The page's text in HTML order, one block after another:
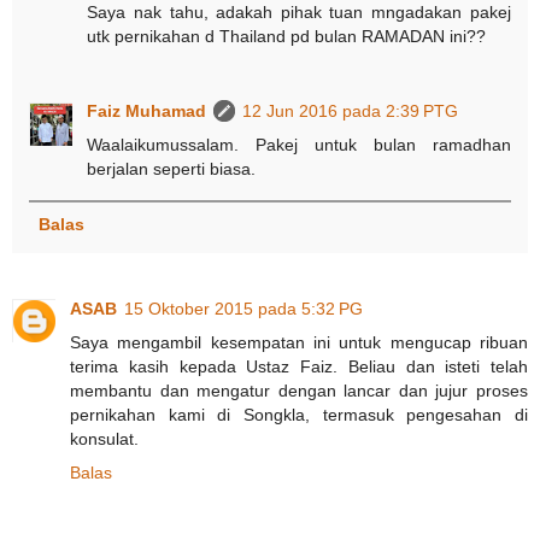
Saya nak tahu, adakah pihak tuan mngadakan pakej
utk pernikahan d Thailand pd bulan RAMADAN ini??
Faiz Muhamad
12 Jun 2016 pada 2:39 PTG
Waalaikumussalam. Pakej untuk bulan ramadhan
berjalan seperti biasa.
Balas
ASAB 15 Oktober 2015 pada 5:32 PG
Saya mengambil kesempatan ini untuk mengucap ribuan
terima kasih kepada Ustaz Faiz. Beliau dan isteti telah
membantu dan mengatur dengan lancar dan jujur proses
pernikahan kami di Songkla, termasuk pengesahan di
konsulat.
Balas